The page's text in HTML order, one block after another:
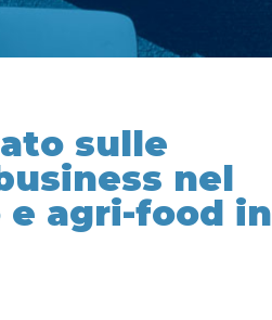
sulle
nel
agri-food in